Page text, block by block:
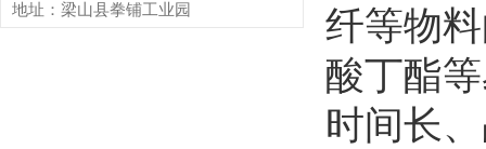
地址：梁山县拳铺工业园
纤等物
酸丁酯等
时间长、